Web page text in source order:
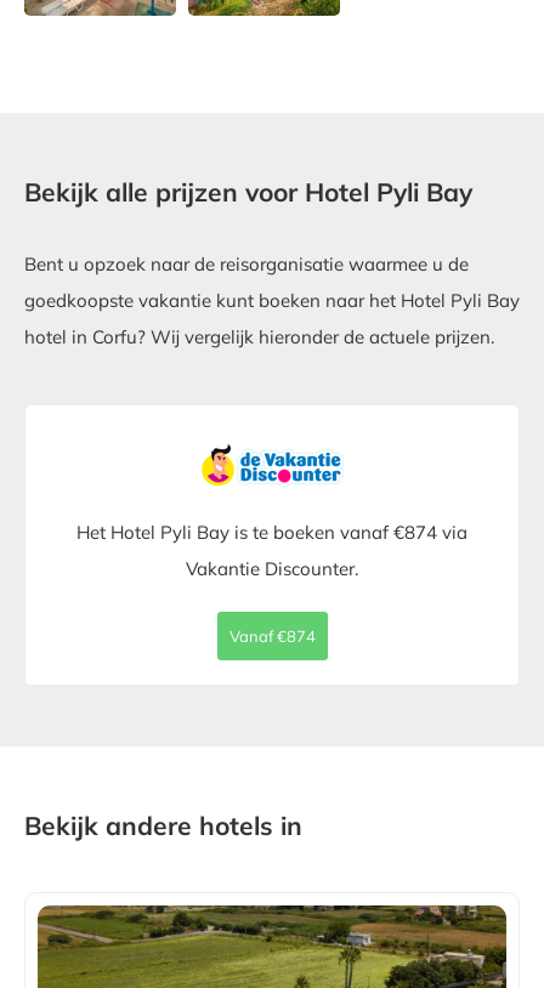
Bekijk alle prijzen voor Hotel Pyli Bay
Bent u opzoek naar de reisorganisatie waarmee u de
goedkoopste vakantie kunt boeken naar het Hotel Pyli Bay
hotel in Corfu? Wij vergelijk hieronder de actuele prijzen.
Het Hotel Pyli Bay is te boeken vanaf €874 via
Vakantie Discounter.
Vanaf €874
Bekijk andere hotels in